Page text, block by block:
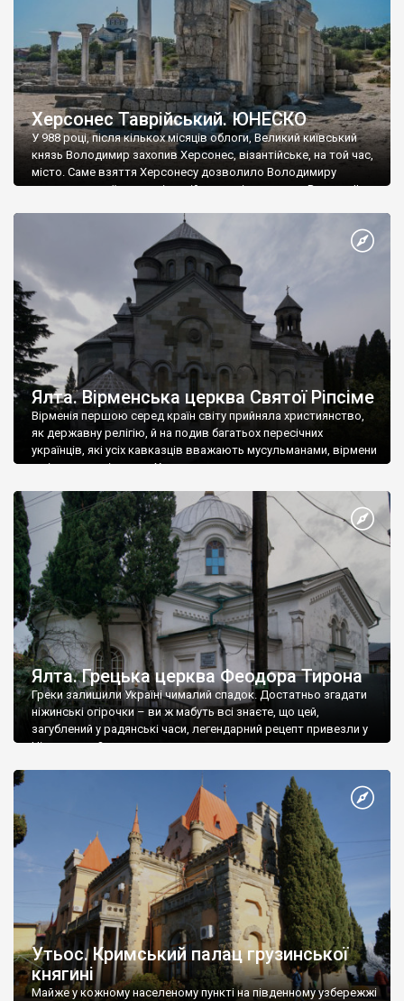
Херсонес Таврійський. ЮНЕСКО
У 988 році, після кількох місяців облоги, Великий київський
князь Володимир захопив Херсонес, візантійське, на той час,
місто. Саме взяття Херсонесу дозволило Володимиру
диктувати свої умови візантійському імператору Василю ІІ, та
Херсонесі Володимир-язичник, став Василем-християнином.
А потім було Хрещення Русі. На честь Херсонесу Таврійського
Ялта. Вірменська церква Святої Ріпсіме
Вірменія першою серед країн світу прийняла християнство,
як державну релігію, й на подив багатьох пересічних
українців, які усіх кавказців вважають мусульманами, вірмени
є відданими вірянами Христа
Ялта. Грецька церква Феодора Тирона
Греки залишили Україні чималий спадок. Достатньо згадати
ніжинські огірочки – ви ж мабуть всі знаєте, що цей,
загублений у радянські часи, легендарний рецепт привезли у
Ніжин греки?
Утьос. Кримський палац грузинської
княгині
Майже у кожному населеному пункті на південному узбережжі